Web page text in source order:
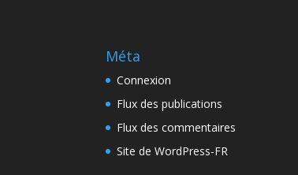
Méta
Connexion
Flux des publications
Flux des commentaires
Site de WordPress-FR